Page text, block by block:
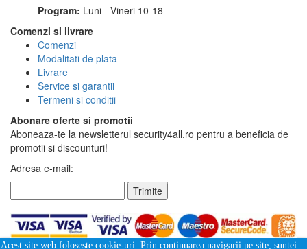
Program: Luni - Vineri 10-18
Comenzi si livrare
Comenzi
Modalitati de plata
Livrare
Service si garantii
Termeni si conditii
Abonare oferte si promotii
Aboneaza-te la newsletterul security4all.ro pentru a beneficia de
promotii si discounturi!
Adresa e-mail:
Trimite
Acest site web foloseste cookie-uri. Prin continuarea navigarii pe site, suntei